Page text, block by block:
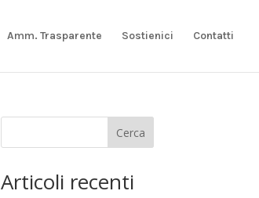
Amm. Trasparente Sostienici Contatti
Cerca
Articoli recenti